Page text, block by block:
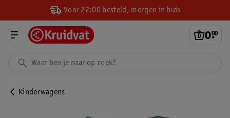
Voor 22:00 besteld, morgen in huis
0.
00
Kinderwagens